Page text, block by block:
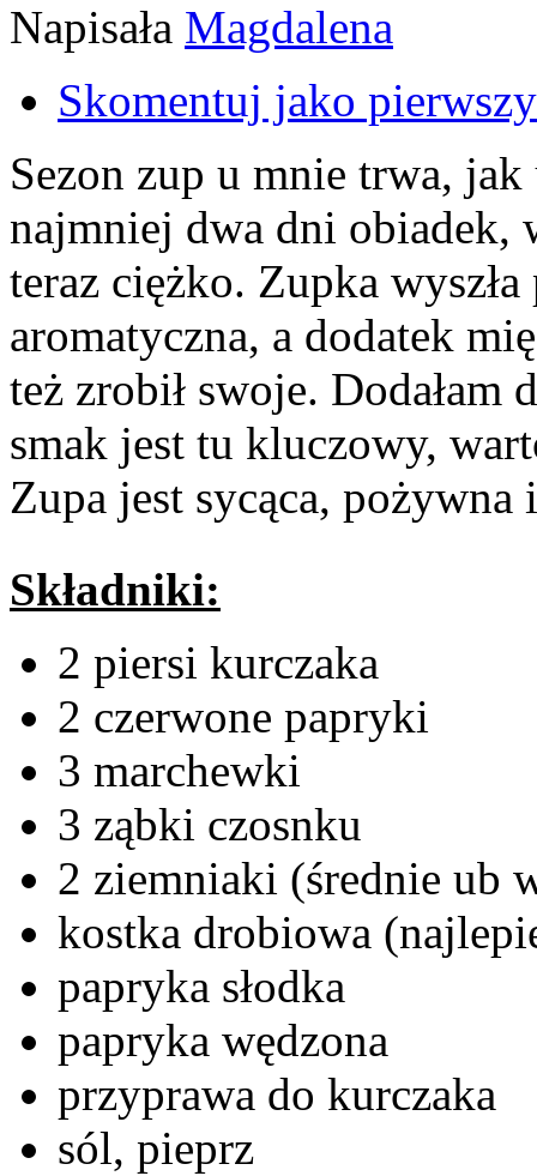
Napisała Magdalena
Skomentuj jako
Sezon zup u mnie trwa,
najmniej dwa dni obiadek,
teraz ciężko. Zupka
aromatyczna, a dodatek
też zrobił swoje.
smak jest tu kluczowy,
Zupa jest sycąca, pożywna
Składniki:
2 piersi kurczaka
2 czerwone papryki
3 marchewki
3 ząbki czosnku
2 ziemniaki (średnie ub
kostka drobiowa
papryka słodka
papryka wędzona
przyprawa do kurczaka
sól, pieprz